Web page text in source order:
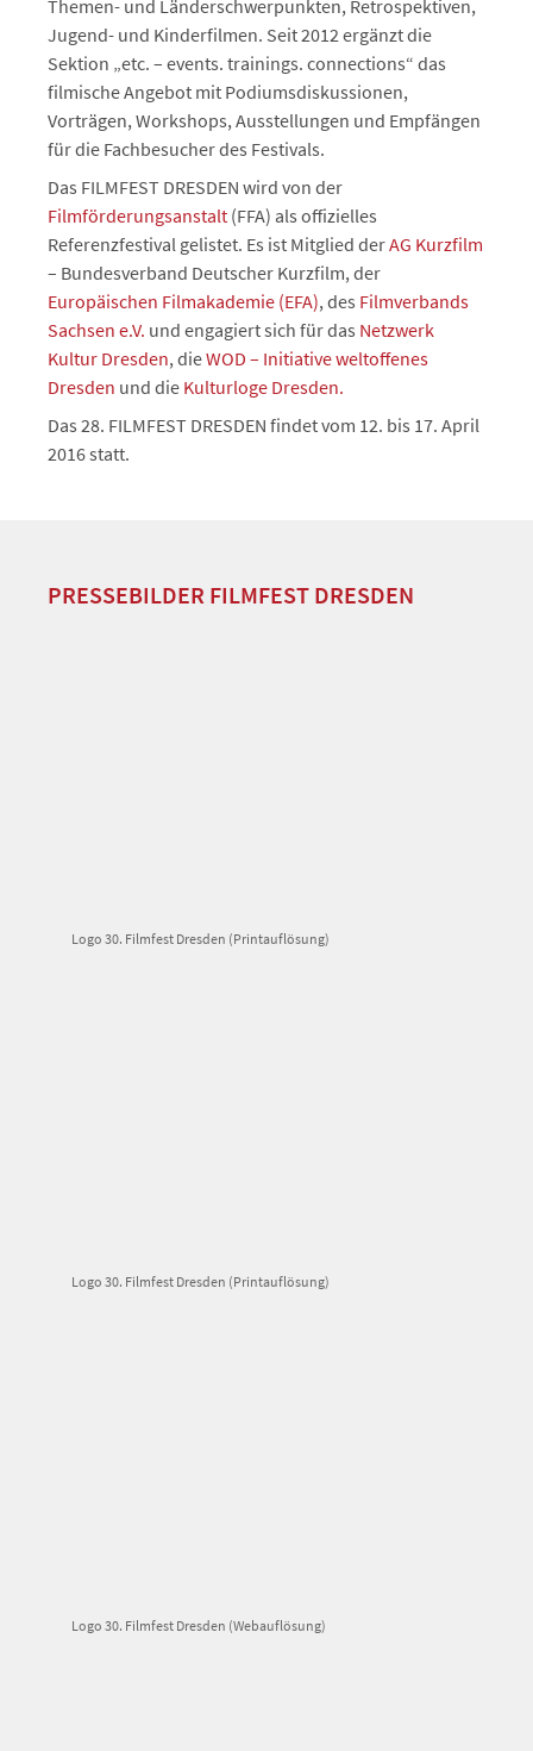
Themen- und Länderschwerpunkten, Retrospektiven,
Jugend- und Kinderfilmen. Seit 2012 ergänzt die
Sektion „etc. – events. trainings. connections“ das
filmische Angebot mit Podiumsdiskussionen,
Vorträgen, Workshops, Ausstellungen und Empfängen
für die Fachbesucher des Festivals.
Das FILMFEST DRESDEN wird von der
Filmförderungsanstalt (FFA) als offizielles
Referenzfestival gelistet. Es ist Mitglied derAG Kurzfilm
– Bundesverband Deutscher Kurzfilm, der
Europäischen Filmakademie (EFA), des Filmverbands
Sachsen e.V. und engagiert sich für das Netzwerk
Kultur Dresden, dieWOD – Initiative weltoffenes
Dresden und die Kulturloge Dresden.
Das 28. FILMFEST DRESDEN findet vom 12. bis 17. April
2016 statt.
PRESSEBILDER FILMFEST DRESDEN
Logo 30. Filmfest Dresden (Printauflösung)
Logo 30. Filmfest Dresden (Printauflösung)
Logo 30. Filmfest Dresden (Webauflösung)